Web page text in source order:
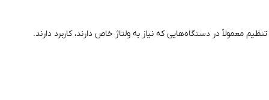
معمولاً در دستگاه‌هایی که نیاز به ولتاژ خاص دارند، کاربرد دارند.